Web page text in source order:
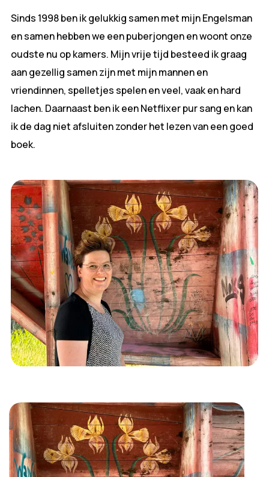
Sinds 1998 ben ik gelukkig samen met mijn Engelsman
en samen hebben we een puberjongen en woont onze
oudste nu op kamers. Mijn vrije tijd besteed ik graag
aan gezellig samen zijn met mijn mannen en
vriendinnen, spelletjes spelen en veel, vaak en hard
lachen. Daarnaast ben ik een Netflixer pur sang en kan
ik de dag niet afsluiten zonder het lezen van een goed
boek.